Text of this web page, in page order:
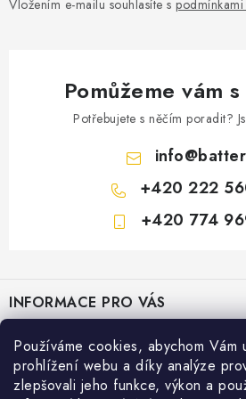
Používáme cookies, abychom Vám
prohlížení webu a díky analýze
zlepšovali jeho funkce, výkon a
Vložením e-mailu souhlasíte s
Pomůžeme vám
Potřebujete s něčím poradit?
info@
+420 222
+420 774
pINFORMACE PRO VÁS
KONTAKTY
POŠTOVNÉ A DOPRAVA
PRODEJNY BATTERY.CZ
Prodejna Brno - Pražákova ul.
Konfigurátor AUTOBATERIE